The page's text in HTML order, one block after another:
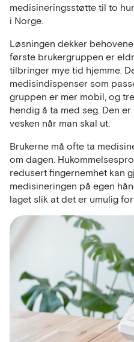
medisineringsstøtte til to
i Norge.
Løsningen dekker
første brukergruppen er
tilbringer mye tid hjemme.
medisindispenser som
gruppen er mer mobil, og
hendig å ta med seg. Den
vesken når man skal ut.
Brukerne må ofte ta
om dagen.
redusert fingernemhet kan
medisineringen på egen
laget slik at det er umulig